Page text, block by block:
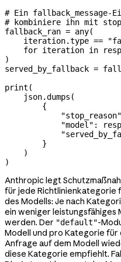
# Ein
# kombiniere ihn mit
fallback_ran = any(
    iteration.type
==
    for
iteration in
)
served_by_fallback =
print (
    json.dumps(
        {
            "stop_reason"
            "model"
:
        }
    )
)
Anthropic legt
für jede Richtlinienkategorie
des Modells: Je nach
ein weniger leistungsfähiges
werden. Der "default"-
Modell und pro Kategorie für
Anfrage auf dem Modell
diese Kategorie empfiehlt.